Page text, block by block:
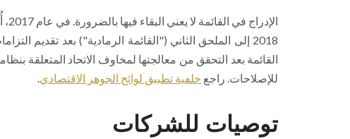
2018 إلى الملحق الثاني ("القائمة الرمادية") بعد تقديم
القائمة بعد التحقق من معالجتها لمخاوف الاتحاد المتعلقة
للإصلاحات. راجع خلفية تطبيق لوائح الجوهر الاقتصادي
توصيات للشركات